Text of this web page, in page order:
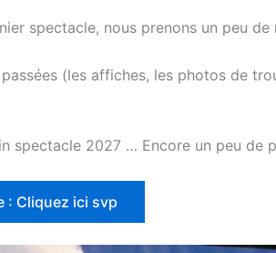
spectacle, nous prenons un peu de
(les affiches, les photos de
spectacle 2027 … Encore un peu de
: Cliquez ici svp